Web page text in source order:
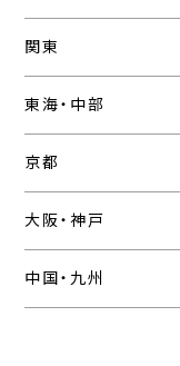
関東
東海・中部
京都
大阪・神戸
中国・九州